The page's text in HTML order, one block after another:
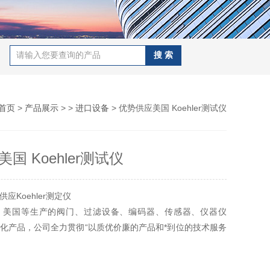
页 > 产品展示 > > 进口设备 > 优势供应美国 Koehler测试仪
国 Koehler测试仪
应Koehler测定仪
国等生产的阀门、过滤设备、编码器、传感器、仪器仪
产品，公司全力贯彻“以质优价廉的产品和*到位的技术服务